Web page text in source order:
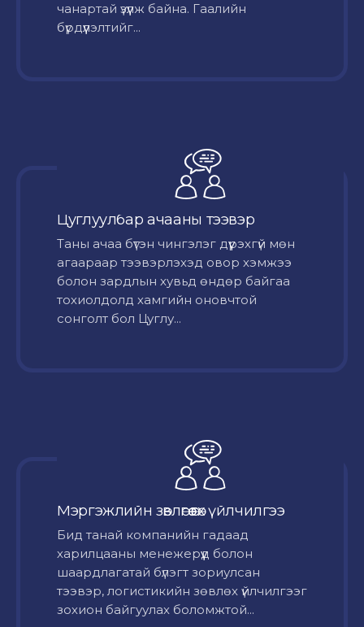
чанартай үзүүлж байна. Гаалийн
бүрдүүлэлтийг...
Цуглуулбар ачааны тээвэр
Таны ачаа бүтэн чингэлэг дүүрэхгүй мөн
агаараар тээвэрлэхэд овор хэмжээ
болон зардлын хувьд өндөр байгаа
тохиолдолд хамгийн оновчтой
сонголт бол Цуглу...
Мэргэжлийн зөвлөгөө өгөх үйлчилгээ
Бид танай компанийн гадаад
харилцааны менежерүүд болон
шаардлагатай бүлэгт зориулсан
тээвэр, логистикийн зөвлөх үйлчилгээг
зохион байгуулах боломжтой...